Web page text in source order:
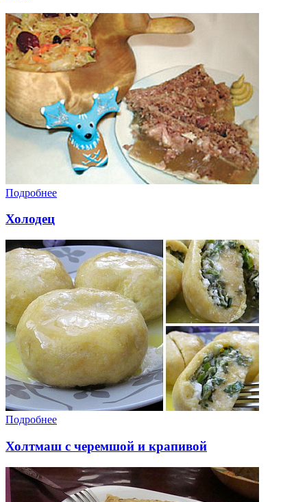
Подробнее
Холодец
Подробнее
Холтмаш с черемшой и крапивой